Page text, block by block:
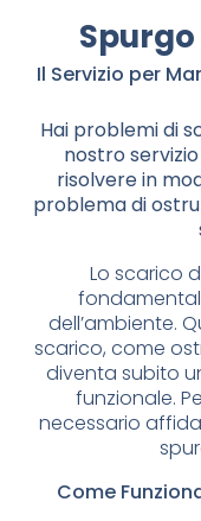
Il Servizio per
Hai problemi di
nostro
risolvere in
problema di
Lo scarico
dell’ambiente.
scarico, come
diventa subito
funzionale.
necessario
Come